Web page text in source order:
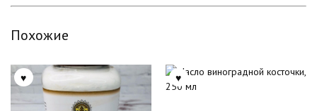
Похожие